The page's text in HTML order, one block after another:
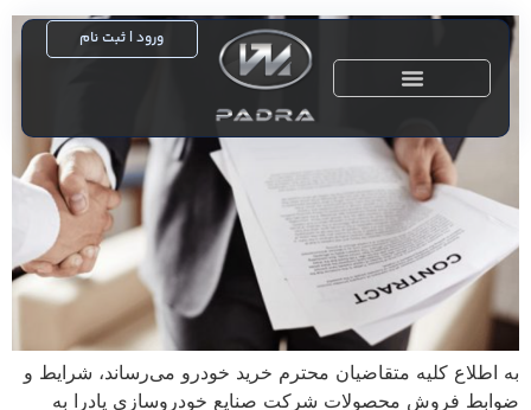
ورود | ثبت نام
به اطلاع کلیه متقاضیان محترم خرید خودرو می‌رساند، شرایط و
ضوابط فروش محصولات شرکت صنایع خودروسازی پادرا به